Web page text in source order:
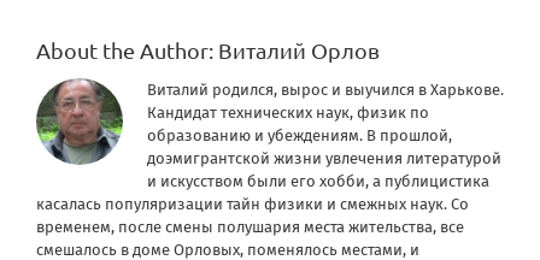
About the Author: Виталий Орлов
Виталий родился, вырос и выучился в Харькове.
Кандидат технических наук, физик по
образованию и убеждениям. В прошлой,
доэмигрантской жизни увлечения литературой
и искусством были его хобби, а публицистика
касалась популяризации тайн физики и смежных наук. Со
временем, после смены полушария места жительства, все
смешалось в доме Орловых, поменялось местами, и